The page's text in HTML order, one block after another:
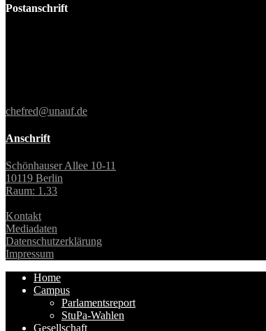
Postanschrift
chefred@unauf.de
Anschrift
Schönhauser Allee 10-11
10119 Berlin
Raum: 1.33
Kontakt
Mediadaten
Datenschutzerklärung
Impressum
Home
Campus
Parlamentsreport
StuPa-Wahlen
Gesellschaft